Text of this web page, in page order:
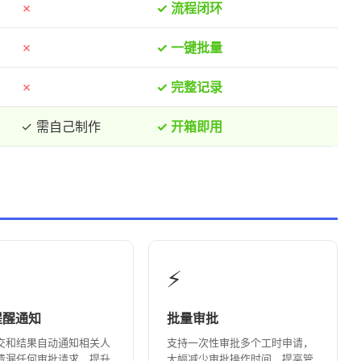
✗ ✓ 流程闭环
✗ ✓ 一键批量
✗ ✓ 完整记录
✓ 需自己制作 ✓ 开箱即用
通知
和结果自动通知相关人
⚡
批量审批
支持一次性审批多个工时申请，